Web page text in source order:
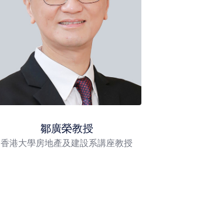
鄒廣榮教授
香港大學房地產及建設系講座教授